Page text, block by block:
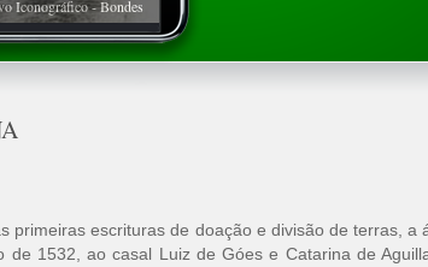
Iconográfico - Bondes
primeiras escrituras de doação e divisão de terras, a
de 1532, ao casal Luiz de Góes e Catarina de